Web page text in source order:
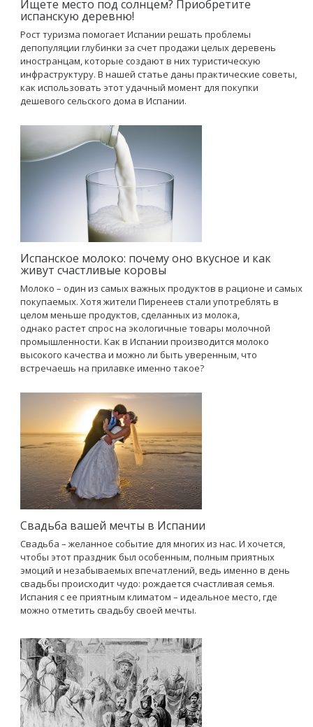
Ищете место под солнцем? Приобретите
испанскую деревню!
Рост туризма помогает Испании решать проблемы
депопуляции глубинки за счет продажи целых деревень
иностранцам, которые создают в них туристическую
инфраструктуру. В нашей статье даны практические советы,
как использовать этот удачный момент для покупки
дешевого сельского дома в Испании.
Испанское молоко: почему оно вкусное и как
живут счастливые коровы
Молоко – один из самых важных продуктов в рационе и самых
покупаемых. Хотя жители Пиренеев стали употреблять в
целом меньше продуктов, сделанных из молока,
однако растет спрос на экологичные товары молочной
промышленности. Как в Испании производится молоко
высокого качества и можно ли быть уверенным, что
встречаешь на прилавке именно такое?
Свадьба вашей мечты в Испании
Свадьба – желанное событие для многих из нас. И хочется,
чтобы этот праздник был особенным, полным приятных
эмоций и незабываемых впечатлений, ведь именно в день
свадьбы происходит чудо: рождается счастливая семья.
Испания с ее приятным климатом – идеальное место, где
можно отметить свадьбу своей мечты.